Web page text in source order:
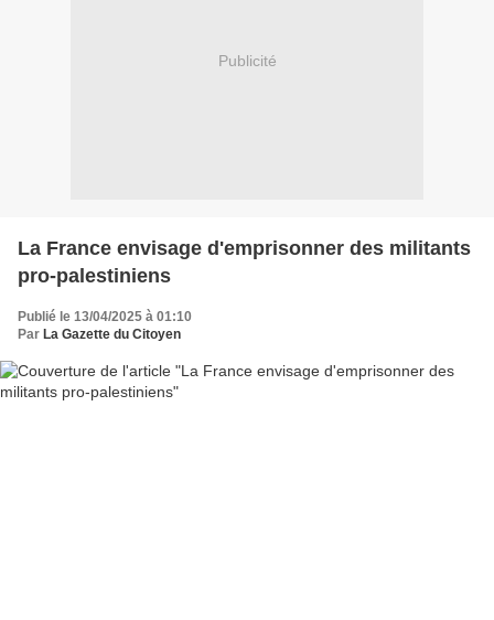
Publicité
La France envisage d'emprisonner des militants
pro-palestiniens
Publié le 13/04/2025 à 01:10
Par La Gazette du Citoyen